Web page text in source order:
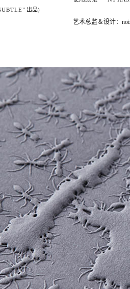
” 出品)
艺术总监＆设计：